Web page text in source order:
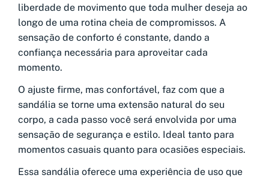
liberdade de movimento que toda mulher deseja ao
longo de uma rotina cheia de compromissos. A
sensação de conforto é constante, dando a
confiança necessária para aproveitar cada
momento.
O ajuste firme, mas confortável, faz com que a
sandália se torne uma extensão natural do seu
corpo, a cada passo você será envolvida por uma
sensação de segurança e estilo. Ideal tanto para
momentos casuais quanto para ocasiões especiais.
Essa sandália oferece uma experiência de uso que